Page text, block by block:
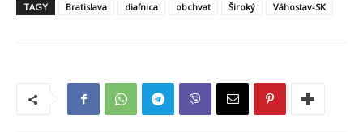
TAGY Bratislava diaľnica obchvat Široký Váhostav-SK